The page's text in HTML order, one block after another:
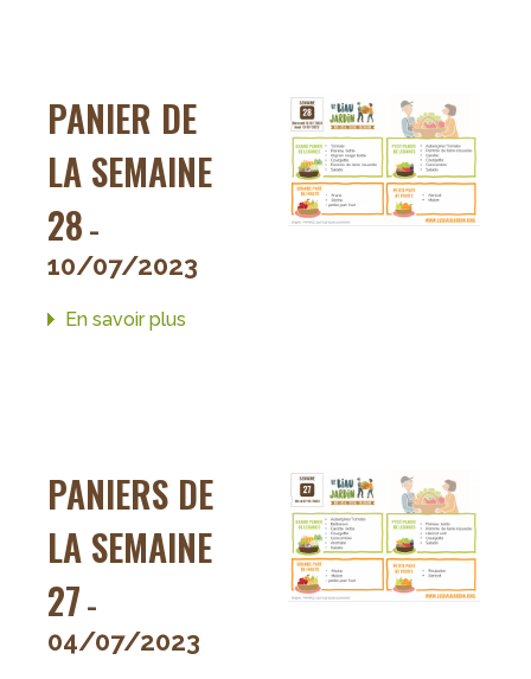
PANIER DE
LA SEMAINE
28 -
10/07/2023
En savoir plus
PANIERS DE
LA SEMAINE
27 -
04/07/2023